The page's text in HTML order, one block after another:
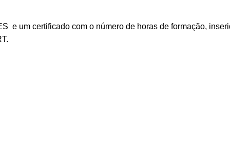
e um certificado com o número de horas de formação,